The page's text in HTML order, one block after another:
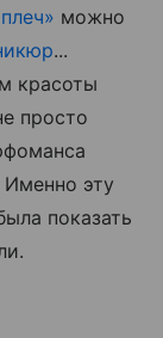
можно
...
красоты
просто
эту
показать